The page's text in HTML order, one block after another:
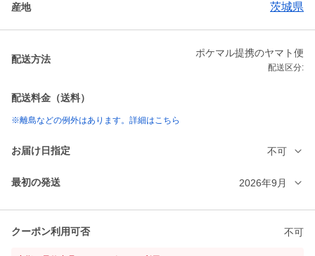
産地 茨城県
配送方法
ポケマル提携のヤマト便
配送区分:
配送料金（送料）
※離島などの例外はあります。詳細はこちら
お届け日指定 不可
最初の発送 2026年9月
クーポン利用可否 不可